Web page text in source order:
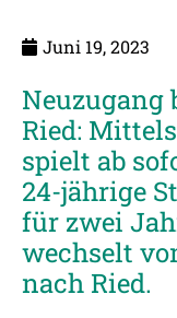
Juni 19, 2023
Neuzugang
Ried:
spielt ab
24-jährige
für zwei
wechselt
nach Ried.